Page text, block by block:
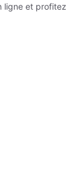
ligne et profitez